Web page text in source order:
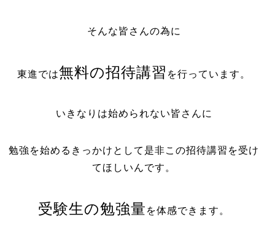
そんな皆さんの為に
東進では無料の招待講習 を行っています。
いきなりは始められない皆さんに
勉強を始めるきっかけとして是非この招待講習を受け
てほしいんです。
受験生の勉強量 を体感できます。